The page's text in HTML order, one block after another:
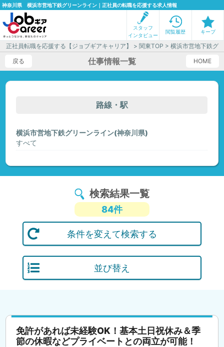
神奈川県 横浜市営地下鉄グリーンライン｜正社員の転職を応援する求人情報
スタッフ
インタビュー
閲覧履歴 キープ
正社員転職を応援する【ジョブギアキャリア】 >関東TOP > 横浜市営地下鉄グ
戻る
HOME
仕事情報一覧
路線・駅
横浜市営地下鉄グリーンライン(神奈川県)
すべて
検索結果一覧
84件
条件を変えて検索する
並び替え
免許があれば未経験OK！基本土日祝休み＆季
節の休暇などプライベートとの両立が可能！